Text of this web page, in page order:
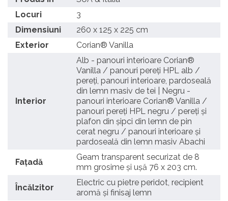
Locuri
3
Dimensiuni
260 x 125 x 225 cm
Exterior
Corian® Vanilla
Interior
Alb - panouri interioare Corian®
Vanilla / panouri pereți HPL alb /
pereți, panouri interioare, pardoseală
din lemn masiv de tei | Negru -
panouri interioare Corian® Vanilla /
panouri pereți HPL negru / pereți și
plafon din șipci din lemn de pin
cerat negru / panouri interioare și
pardoseală din lemn masiv Abachi
Fațadă
Geam transparent securizat de 8
mm grosime și ușă 76 x 203 cm.
Încălzitor
Electric cu pietre peridot, recipient
aromă și finisaj lemn